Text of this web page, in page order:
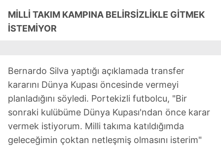
MİLLİ TAKIM KAMPINA BELİRSİZLİKLE GİTMEK
İSTEMİYOR
Bernardo Silva yaptığı açıklamada transfer
kararını Dünya Kupası öncesinde vermeyi
planladığını söyledi. Portekizli futbolcu, "Bir
sonraki kulübüme Dünya Kupası'ndan önce karar
vermek istiyorum. Milli takıma katıldığımda
geleceğimin çoktan netleşmiş olmasını isterim"